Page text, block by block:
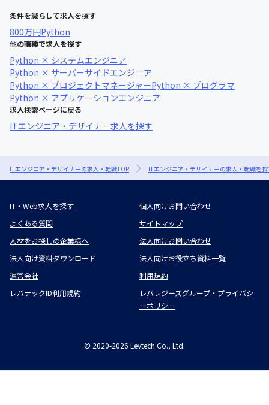
条件を減らして求人を探す
800万円Python
他の職種で求人を探す
Python × システムエンジニア
Python × サーバーサイドエンジニア
Python × プロジェクトマネージャーPython × プログラマ
Python × アプリケーションエンジニア
求人検索ページに戻る
ITエンジニア・デザイナー求人を探す
ITエンジニア・デザイナーの求人・転職TOP ITエンジニア・デザイナーの求人・転職を
IT・Web求人を探す
個人向けお問い合わせ
よくある質問
サイトマップ
人材をお探しの企業様へ
法人向けお問い合わせ
法人向け資料ダウンロード
法人向けお役立ち資料一覧
運営会社
利用規約
レバテックID利用規約
レバレジーズグループ・プライバシ
ーポリシー
© 2020-2026 Levtech Co., Ltd.